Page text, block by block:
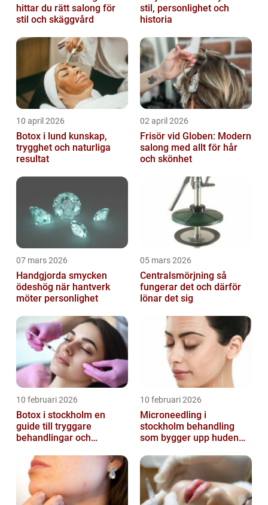
hittar du rätt salong för
stil och skäggvård
stil, personlighet och
historia
10 april 2026
Botox i lund kunskap,
trygghet och naturliga
resultat
02 april 2026
Frisör vid Globen: Modern
salong med allt för hår
och skönhet
07 mars 2026
Handgjorda smycken
ödeshög när hantverk
möter personlighet
05 mars 2026
Centralsmörjning så
fungerar det och därför
lönar det sig
10 februari 2026
Botox i stockholm en
guide till tryggare
behandlingar och
10 februari 2026
Microneedling i
stockholm behandling
som bygger upp huden